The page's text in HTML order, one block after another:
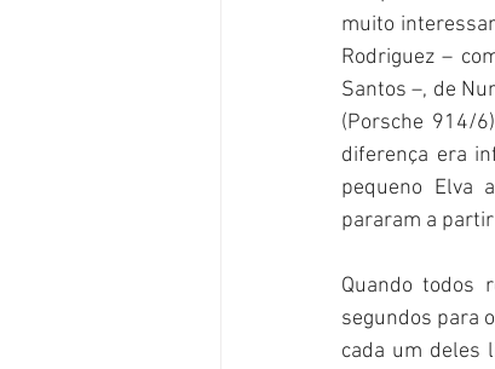
muito
Rodriguez –
Santos –, de
(Porsche 914/
diferença era
pequeno Elva
pararam a
Quando todos
segundos para
cada um deles